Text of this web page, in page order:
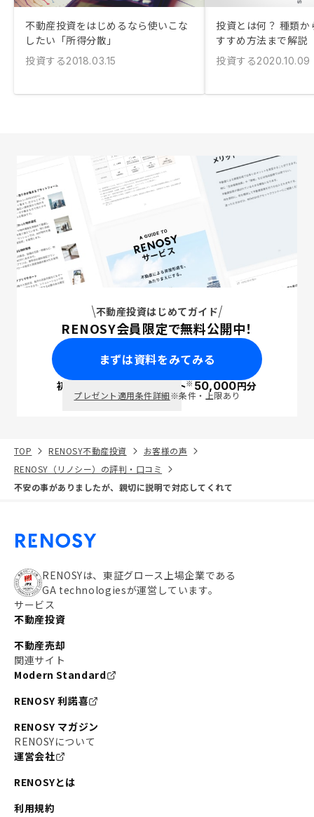
不動産投資をはじめるなら使いこな
したい「所得分散」
投資する2018.03.15
投資とは何？ 種類
すすめ方法まで解説
投資する2020.10.09
不動産投資はじめてガイド
RENOSY会員限定で無料公開中！
まずは資料をみてみる
初回面談で ポイント※50,000円分
プレゼント適用条件詳細※条件・上限あり
TOP RENOSY不動産投資
お客様の声
RENOSY（リノシー）の評判・口コミ
不安の事がありましたが、親切に説明で対応してくれて
RENOSYは、東証グロース上場企業である
GA technologiesが運営しています。
サービス
不動産投資
不動産売却
関連サイト
Modern Standard
RENOSY 利諾喜
RENOSY マガジン
RENOSYについて
運営会社
RENOSYとは
利用規約